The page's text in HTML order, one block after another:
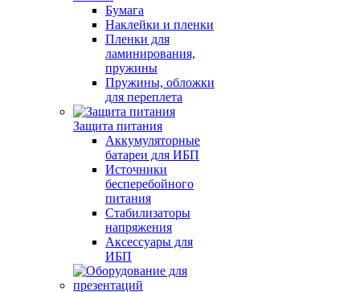
Бумага
Наклейки и пленки
Пленки для
ламинирования,
пружины
Пружины, обложки
для переплета
Защита питания
Аккумуляторные
батареи для ИБП
Источники
бесперебойного
питания
Стабилизаторы
напряжения
Аксессуары для
ИБП